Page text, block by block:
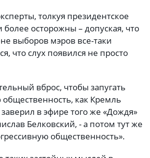
толкуя президентское
осторожны – допуская, что
выборов мэров все-таки
что слух появился не просто
вброс, чтобы запугать
как Кремль
заверил в эфире того же «Дождя»
Белковский, - а потом тут же
общественность».